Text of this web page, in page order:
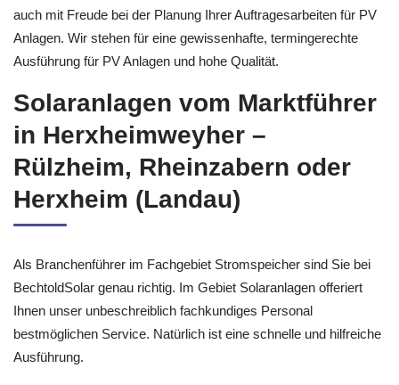
auch mit Freude bei der Planung Ihrer Auftragesarbeiten für PV
Anlagen. Wir stehen für eine gewissenhafte, termingerechte
Ausführung für PV Anlagen und hohe Qualität.
Solaranlagen vom Marktführer
in Herxheimweyher –
Rülzheim, Rheinzabern oder
Herxheim (Landau)
Als Branchenführer im Fachgebiet Stromspeicher sind Sie bei
BechtoldSolar genau richtig. Im Gebiet Solaranlagen offeriert
Ihnen unser unbeschreiblich fachkundiges Personal
bestmöglichen Service. Natürlich ist eine schnelle und hilfreiche
Ausführung.